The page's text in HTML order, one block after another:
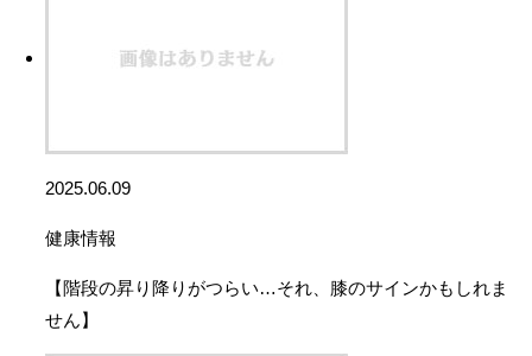
2025.06.09
健康情報
【階段の昇り降りがつらい…それ、膝のサインかもしれま
せん】